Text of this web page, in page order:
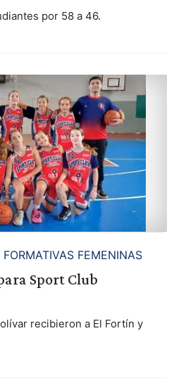
por 58 a 46.
FEMENINAS
Sport Club
recibieron a El Fortín y